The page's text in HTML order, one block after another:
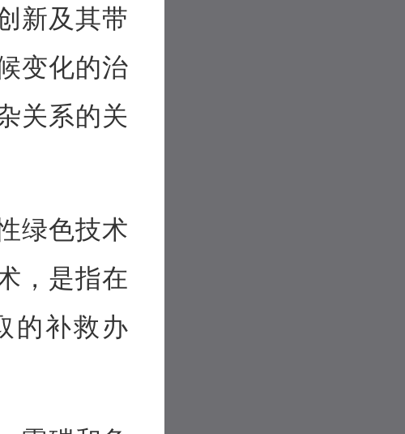
新及其带
变化的治
关系的关
绿色技术
，是指在
的补救办